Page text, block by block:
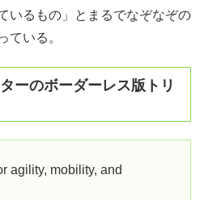
いるもの」とまるでなぞなぞの
ている。
ーのボーダーレス版トリ
agility, mobility, and